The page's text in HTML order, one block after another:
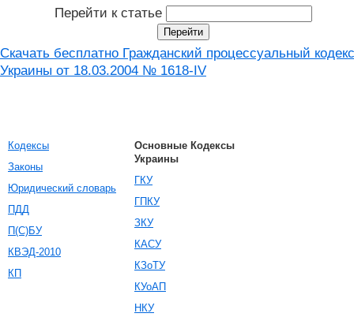
Перейти к статье
Скачать бесплатно Гражданский процессуальный кодекс
Украины от 18.03.2004 № 1618-IV
Кодексы
Законы
Юридический словарь
ПДД
П(С)БУ
КВЭД-2010
КП
Основные Кодексы
Украины
ГКУ
ГПКУ
ЗКУ
КАСУ
КЗоТУ
КУоАП
НКУ